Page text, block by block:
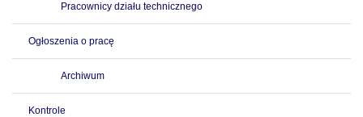
Pracownicy działu technicznego
Ogłoszenia o pracę
Archiwum
Kontrole